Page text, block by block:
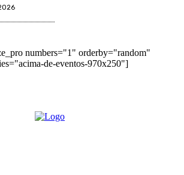
numbers="1" orderby="random"
de-eventos-970x250"]